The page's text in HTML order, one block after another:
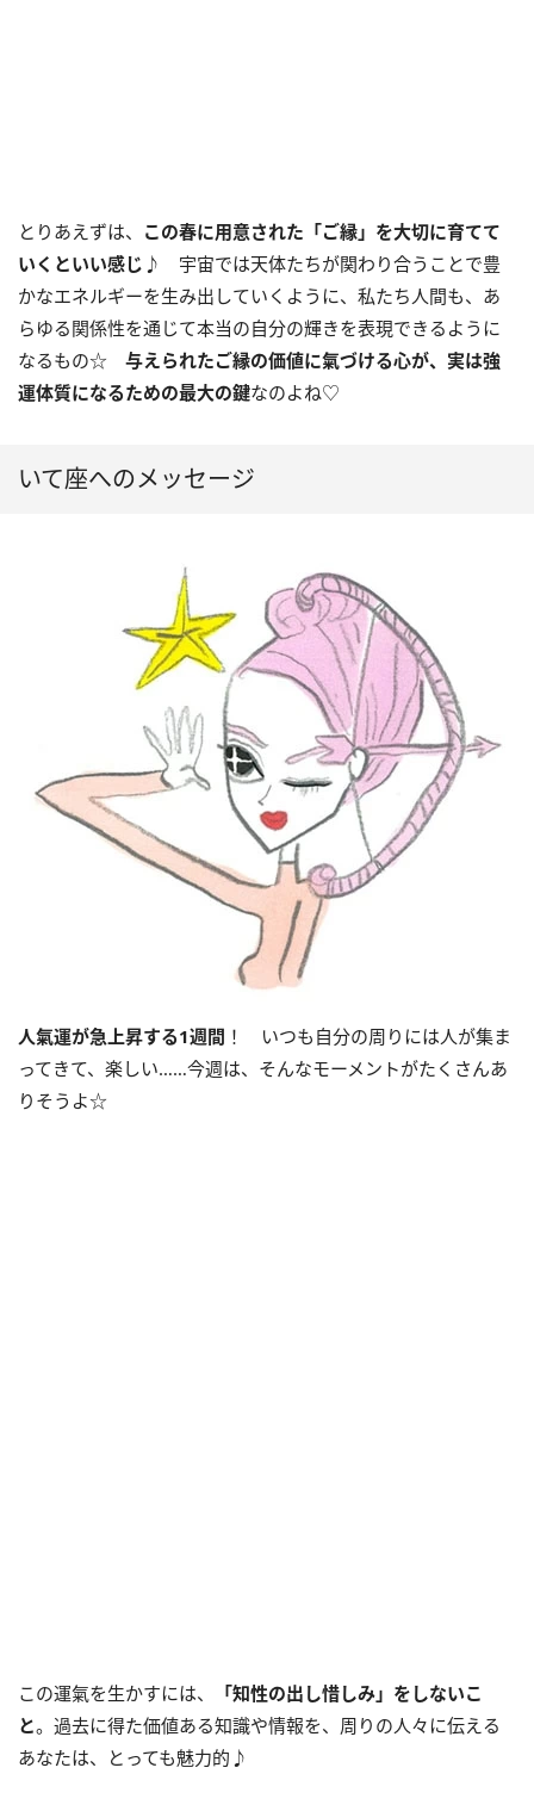
とりあえずは、 この春に用意された「ご縁」を大切に育てて
いくといい感じ ♪ 宇宙では天体たちが関わり合うことで豊
かなエネルギーを生み出していくように、私たち人間も、あ
らゆる関係性を通じて本当の自分の輝きを表現できるように
なるもの☆ 与えられたご縁の価値に氣づける心が、実は強
運体質になるための最大の鍵なのよね♡
いて座へのメッセージ
人氣運が急上昇する1週間 ！ いつも自分の周りには人が集ま
ってきて、楽しい……今週は、そんなモーメントがたくさんあ
りそうよ☆
この運氣を生かすには、
「知性の出し惜しみ」をしないこ
と。過去に得た価値ある知識や情報を、周りの人々に伝える
あなたは、とっても魅力的♪